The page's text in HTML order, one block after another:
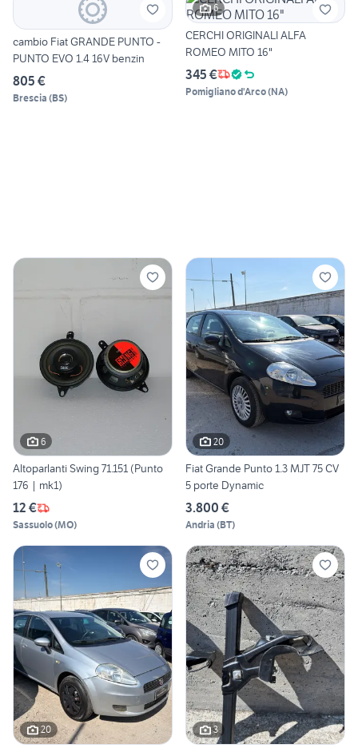
cambio Fiat GRANDE PUNTO -
PUNTO EVO 1.4 16V benzin
805 €
Brescia (BS)
6
CERCHI ORIGINALI ALFA
ROMEO MITO 16"
345 €
Pomigliano d'Arco(NA)
6
Altoparlanti Swing 71.151 (Punto
176 | mk1)
12 €
Sassuolo(MO)
20
Fiat Grande Punto 1.3 MJT 75 CV
5 porte Dynamic
3.800 €
Andria (BT)
20 3